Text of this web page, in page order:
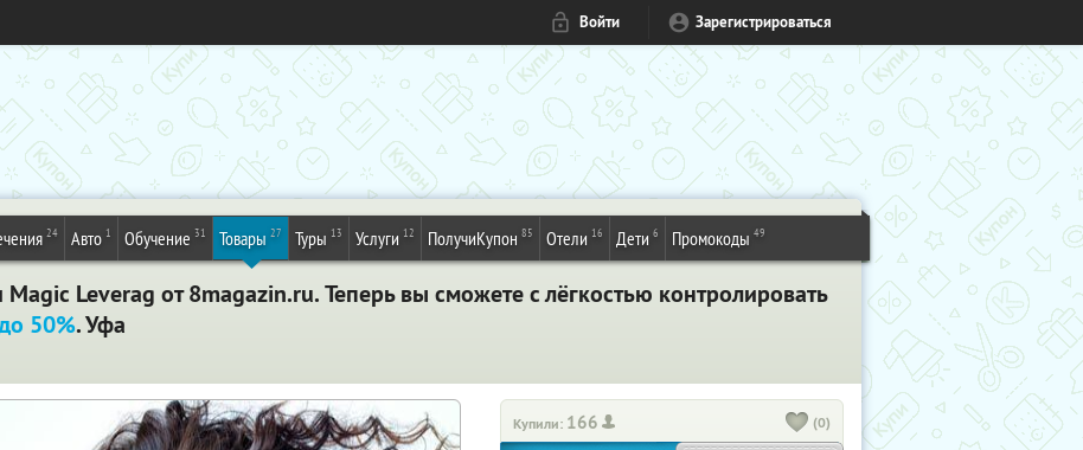
Войти Зарегистрироваться
24 Авто 1 Обучение 31 Товары 27 Туры 13 Услуги 12 ПолучиКупон 85 Отели 16 Дети 6 Промокоды 49
Leverag от 8magazin.ru. Теперь вы сможете с лёгкостью контролировать
50%. Уфа
Купили: 166 (0)